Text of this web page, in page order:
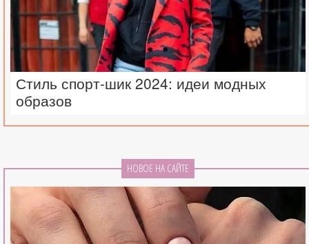
Стиль спорт-шик 2024: идеи модных
образов
НОВОЕ НА САЙТЕ